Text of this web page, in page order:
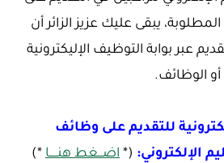
يبقى عليك عزيز الزائر أن
عبر بوابة التوظيف الإليكترونية
الوظائف.
للتقديم على وظائف
الإلكتروني: (* اضـــغط هنـــــا *)